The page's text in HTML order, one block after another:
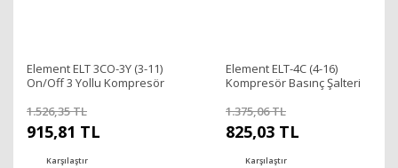
Element ELT 3CO-3Y (3-11)
On/Off 3 Yollu Kompresör
1.526,35 TL
915,81 TL
Karşılaştır
Element ELT-4C (4-16)
Kompresör Basınç Şalteri
1.375,06 TL
825,03 TL
Karşılaştır